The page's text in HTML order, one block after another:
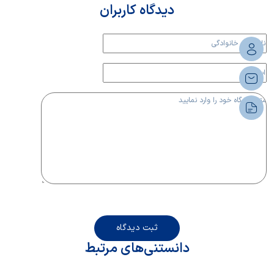
دیدگاه کاربران
ثبت دیدگاه
دانستنی‌های مرتبط